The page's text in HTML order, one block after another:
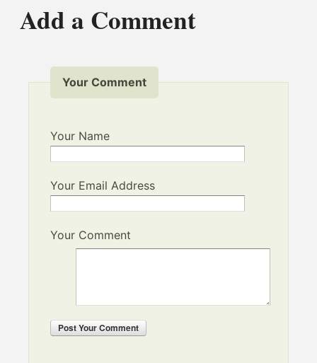
Add a Comment
Your Comment
Your Name
Your Email Address
Your Comment
PostYour Comment